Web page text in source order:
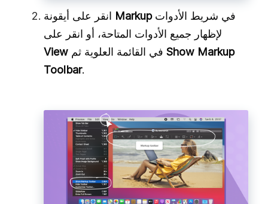
Markupفي شريط الأدوات
لإظهار جميع الأدوات المتاحة، أو انقر على
View
Show Markup
Toolbar.